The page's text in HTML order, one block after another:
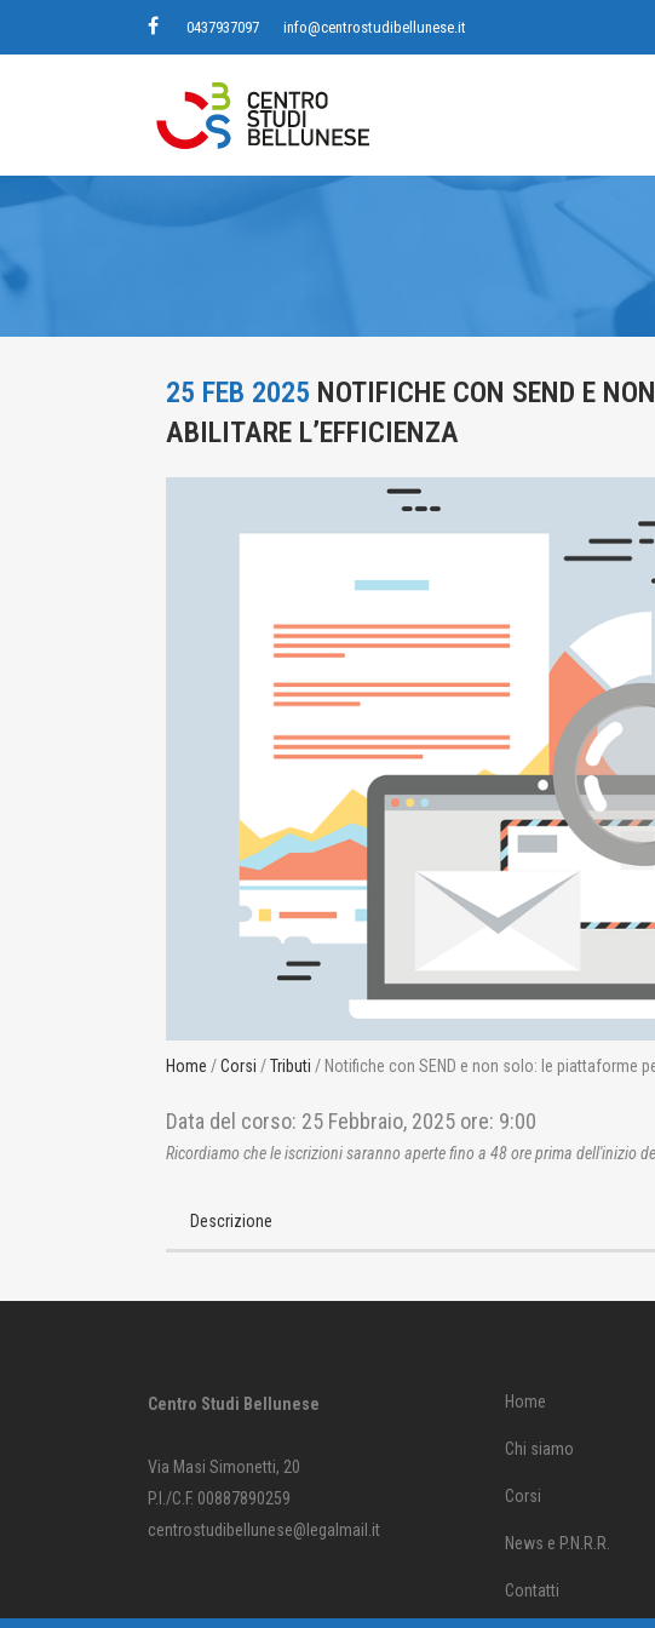
0437937097 info@centrostudibellunese.it
25 FEB 2025 NOTIFICHE CON SEND E
ABILITARE L’EFFICIENZA
Home /Corsi /Tributi / Notifiche con SEND e non solo: le piattaforme
Data del corso: 25 Febbraio, 2025 ore: 9:00
Ricordiamo che le iscrizioni saranno aperte fino a 48 ore prima dell'inizio
Descrizione
Centro Studi Bellunese
Via Masi Simonetti, 20
P.I./C.F. 00887890259
centrostudibellunese@legalmail.it
Home
Chi siamo
Corsi
News e P.N.R.R.
Contatti